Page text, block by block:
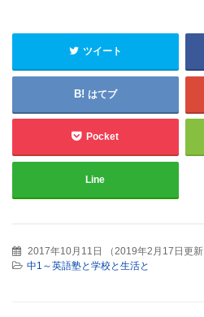
ツイート
はてブ
Pocket
Line
2017年10月11日 （2019年2月17日更新
中1～英語塾と学校と生活と